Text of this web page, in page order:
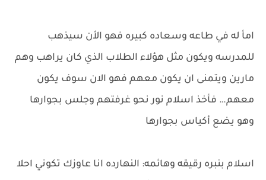
امأ له في طاعه وسعاده كبيره فهو الأن سيذهب
للمدرسه ويكون مثل هؤلاء الطلاب الذي كان يراهب وهم
مارين ويتمنى ان يكون معهم فهو الان سوف يكون
معهم… فأخذ اسلام نور نحو غرفتهم وجلس بجوارها
وهو يضع أكياس بجوارها
اسلام بنبره رقيقه وهائمه: النهارده انا عاوزك تكوني احلا